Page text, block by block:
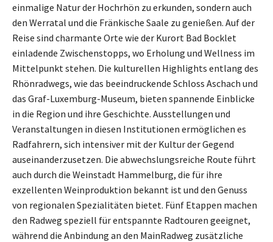
einmalige Natur der Hochrhön zu erkunden, sondern auch
den Werratal und die Fränkische Saale zu genießen. Auf der
Reise sind charmante Orte wie der Kurort Bad Bocklet
einladende Zwischenstopps, wo Erholung und Wellness im
Mittelpunkt stehen. Die kulturellen Highlights entlang des
Rhönradwegs, wie das beeindruckende Schloss Aschach und
das Graf-Luxemburg-Museum, bieten spannende Einblicke
in die Region und ihre Geschichte. Ausstellungen und
Veranstaltungen in diesen Institutionen ermöglichen es
Radfahrern, sich intensiver mit der Kultur der Gegend
auseinanderzusetzen. Die abwechslungsreiche Route führt
auch durch die Weinstadt Hammelburg, die für ihre
exzellenten Weinproduktion bekannt ist und den Genuss
von regionalen Spezialitäten bietet. Fünf Etappen machen
den Radweg speziell für entspannte Radtouren geeignet,
während die Anbindung an den MainRadweg zusätzliche